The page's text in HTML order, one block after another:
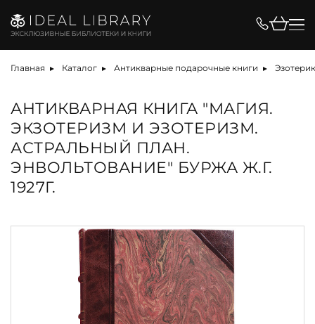
Главная Каталог Антикварные подарочные книги
АНТИКВАРНАЯ КНИГА "МАГИЯ.
ЭКЗОТЕРИЗМ И ЭЗОТЕРИЗМ.
АСТРАЛЬНЫЙ ПЛАН.
ЭНВОЛЬТОВАНИЕ" БУРЖА Ж.Г.
1927Г.